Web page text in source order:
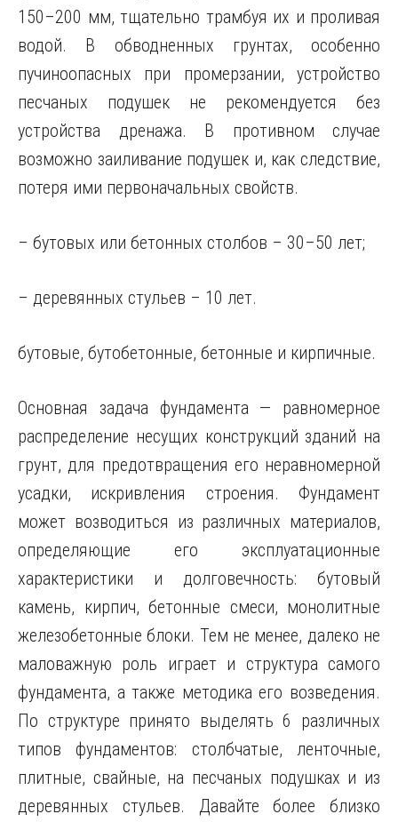
150–200 мм, тщательно трамбуя их и проливая
водой. В обводненных грунтах, особенно
пучиноопасных при промерзании, устройство
песчаных подушек не рекомендуется без
устройства дренажа. В противном случае
возможно заиливание подушек и, как следствие,
потеря ими первоначальных свойств.
– бутовых или бетонных столбов – 30–50 лет;
– деревянных стульев – 10 лет.
бутовые, бутобетонные, бетонные и кирпичные.
Основная задача фундамента — равномерное
распределение несущих конструкций зданий на
грунт, для предотвращения его неравномерной
усадки, искривления строения. Фундамент
может возводиться из различных материалов,
определяющие его эксплуатационные
характеристики и долговечность: бутовый
камень, кирпич, бетонные смеси, монолитные
железобетонные блоки. Тем не менее, далеко не
маловажную роль играет и структура самого
фундамента, а также методика его возведения.
По структуре принято выделять 6 различных
типов фундаментов: столбчатые, ленточные,
плитные, свайные, на песчаных подушках и из
деревянных стульев. Давайте более близко